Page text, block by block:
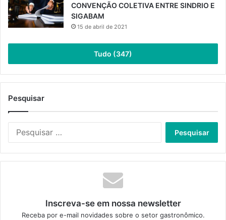
CONVENÇÃO COLETIVA ENTRE SINDRIO E
SIGABAM
15 de abril de 2021
Tudo (347)
Pesquisar
Inscreva-se em nossa newsletter
Receba por e-mail novidades sobre o setor gastronômico.